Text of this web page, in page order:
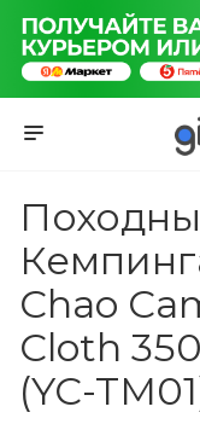
Chao
Cloth
(YC-